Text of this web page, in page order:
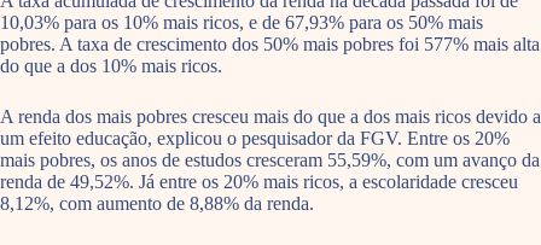
10,03% para os 10% mais ricos, e de 67,93% para os 50% mais
pobres. A taxa de crescimento dos 50% mais pobres foi 577% mais alta
do que a dos 10% mais ricos.
A renda dos mais pobres cresceu mais do que a dos mais ricos devido a
um efeito educação, explicou o pesquisador da FGV. Entre os 20%
mais pobres, os anos de estudos cresceram 55,59%, com um avanço da
renda de 49,52%. Já entre os 20% mais ricos, a escolaridade cresceu
8,12%, com aumento de 8,88% da renda.